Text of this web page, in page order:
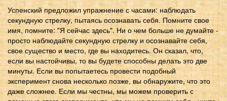
Успенский предложил упражнение с часами: наблюдать
секундную стрелку, пытаясь осознавать себя. Помните свое
имя, помните: "Я сейчас здесь". Ни о чем больше не думайте -
просто наблюдайте секундную стрелку и осознавайте себя,
свое существо и место, где вы находитесь. Он сказал, что,
если вы настойчивы, то вы будете способны делать это две
минуты. Если вы попытаетесь провести подобный
эксперимент снова несколько позже, вы обнаружите, что это
даже сложнее. Если мы честны, мы можем проверить с